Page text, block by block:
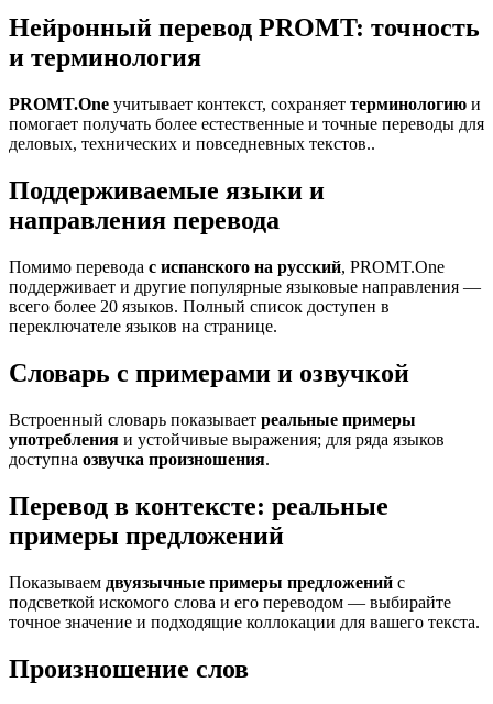
Нейронный перевод PROMT: точность
и терминология
PROMT.One учитывает контекст, сохраняет терминологию и
помогает получать более естественные и точные переводы для
деловых, технических и повседневных текстов..
Поддерживаемые языки и
направления перевода
Помимо перевода с испанского на русский, PROMT.One
поддерживает и другие популярные языковые направления —
всего более 20 языков. Полный список доступен в
переключателе языков на странице.
Словарь с примерами и озвучкой
Встроенный словарь показывает реальные примеры
употребления и устойчивые выражения; для ряда языков
доступна озвучка произношения.
Перевод в контексте: реальные
примеры предложений
Показываем двуязычные примеры предложений с
подсветкой искомого слова и его переводом — выбирайте
точное значение и подходящие коллокации для вашего текста.
Произношение слов